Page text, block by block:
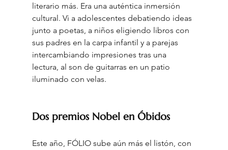
literario más. Era una auténtica inmersión
cultural. Vi a adolescentes debatiendo ideas
junto a poetas, a niños eligiendo libros con
sus padres en la carpa infantil y a parejas
intercambiando impresiones tras una
lectura, al son de guitarras en un patio
iluminado con velas.
Dos premios Nobel en Óbidos
Este año, FÓLIO sube aún más el listón, con